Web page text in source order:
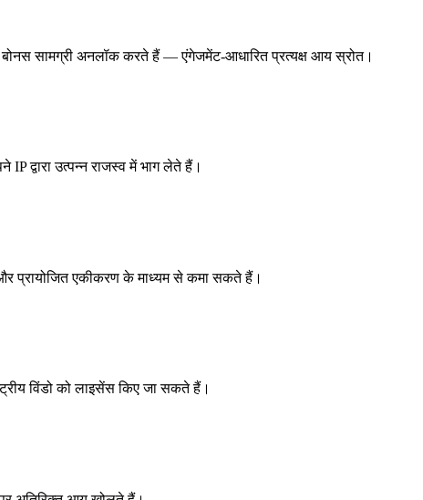
बोनस सामग्री अनलॉक करते हैं — एंगेजमेंट-आधारित प्रत्यक्ष आय स्रोत।
द्वारा उत्पन्न राजस्व में भाग लेते हैं।
और प्रायोजित एकीकरण के माध्यम से कमा सकते हैं।
विंडो को लाइसेंस किए जा सकते हैं।